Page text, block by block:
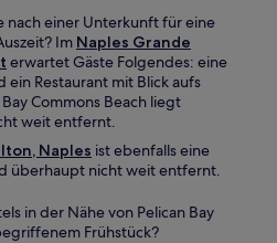
nach einer Unterkunft für eine
Im Naples Grande
erwartet Gäste Folgendes: eine
ein Restaurant mit Blick aufs
Commons Beach liegt
weit entfernt.
Naples ist ebenfalls eine
überhaupt nicht weit entfernt.
in der Nähe von Pelican Bay
Frühstück?